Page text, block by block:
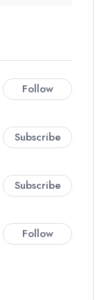
Follow
Subscribe
Subscribe
Follow